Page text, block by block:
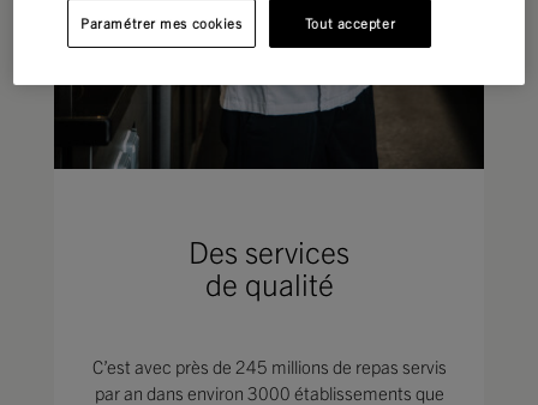
Des services
de qualité
C’est avec près de 245 millions de repas servis
par an dans environ 3000 établissements que
Tout accepter
Paramétrer mes cookies